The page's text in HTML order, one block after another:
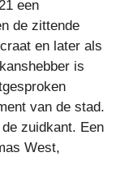
een
de zittende
en later als
is
van de stad.
zuidkant. Een
West,